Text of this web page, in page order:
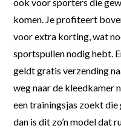
komen. Je profiteert
voor extra korting, wat
sportspullen nodig hebt.
geldt gratis verzending
weg naar de kleedkamer
een trainingsjas zoekt
dan is dit zo’n model dat